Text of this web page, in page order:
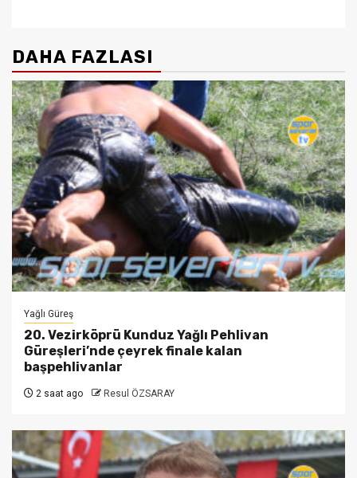
DAHA FAZLASI
Yağlı Güreş
20. Vezirköprü Kunduz Yağlı Pehlivan
Güreşleri’nde çeyrek finale kalan
başpehlivanlar
2 saat ago Resul ÖZSARAY